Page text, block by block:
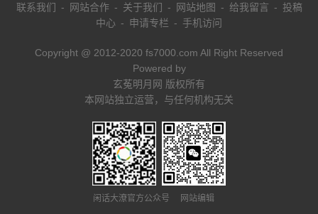
联系我们 - 网站合作- 关于我们 - 网站地图 - 给我留言 - 投稿
中心 - 申请专栏 - 手机访问
Copyright @ 2012-2020 fs7000.com All Right Reserved
Powered by
玄菟明月网 版权所有
本网站独立运营，与任何机构无关
闲话大潦官方公众号 网站编辑